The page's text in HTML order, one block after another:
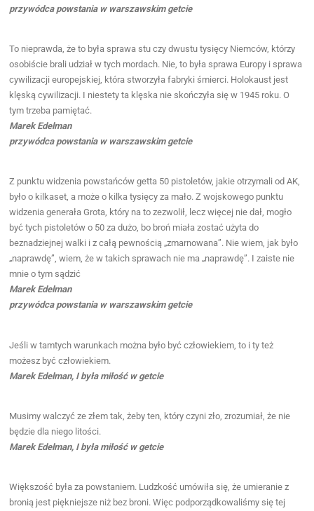
przywódca powstania w warszawskim getcie
To nieprawda, że to była sprawa stu czy dwustu tysięcy Niemców, którzy
osobiście brali udział w tych mordach. Nie, to była sprawa Europy i sprawa
cywilizacji europejskiej, która stworzyła fabryki śmierci. Holokaust jest
klęską cywilizacji. I niestety ta klęska nie skończyła się w 1945 roku. O
tym trzeba pamiętać.
Marek Edelman
przywódca powstania w warszawskim getcie
Z punktu widzenia powstańców getta 50 pistoletów, jakie otrzymali od AK,
było o kilkaset, a może o kilka tysięcy za mało. Z wojskowego punktu
widzenia generała Grota, który na to zezwolił, lecz więcej nie dał, mogło
być tych pistoletów o 50 za dużo, bo broń miała zostać użyta do
beznadziejnej walki i z całą pewnością „zmarnowana”. Nie wiem, jak było
„naprawdę”, wiem, że w takich sprawach nie ma „naprawdę”. I zaiste nie
mnie o tym sądzić
Marek Edelman
przywódca powstania w warszawskim getcie
Jeśli w tamtych warunkach można było być człowiekiem, to i ty też
możesz być człowiekiem.
Marek Edelman, I była miłość w getcie
Musimy walczyć ze złem tak, żeby ten, który czyni zło, zrozumiał, że nie
będzie dla niego litości.
Marek Edelman, I była miłość w getcie
Większość była za powstaniem. Ludzkość umówiła się, że umieranie z
bronią jest piękniejsze niż bez broni. Więc podporządkowaliśmy się tej